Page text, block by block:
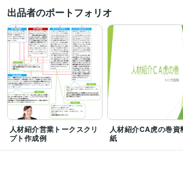
ビジネス代行・事務代行
人材紹介 派遣
学習指導・資格・キャリア相談 キャリアコンサル
転職 就職 医療職種 面接対策
出品者のポートフォリオ
人材紹介営業トークスクリ
プト作成例
人材紹介CA虎の巻資
紙